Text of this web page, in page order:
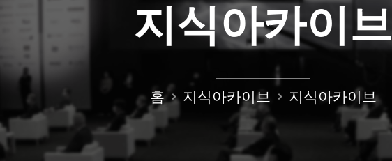
지식아카이브
홈 지식아카이브 지식아카이브